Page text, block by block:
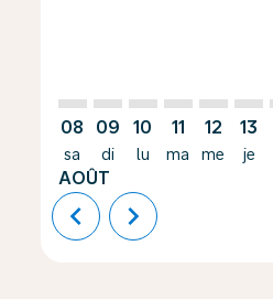
08
sa
AOÛT
09
di
10
lu
11
ma
12
me
13
je
chevron_left chevron_right